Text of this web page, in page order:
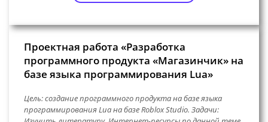
Проектная работа «Разработка
программного продукта «Магазинчик» на
базе языка программирования Lua»
Цель: создание программного продукта на базе языка
программирования Lua на базе Roblox Studio. Задачи: